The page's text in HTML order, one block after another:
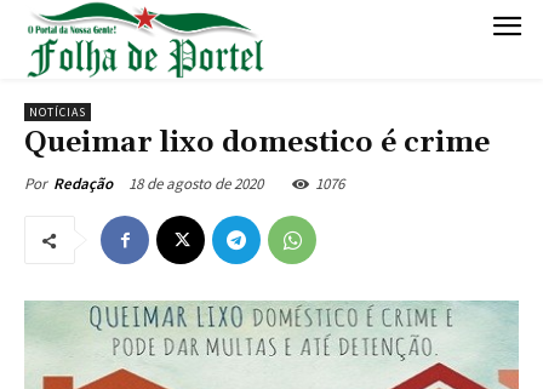
NOTÍCIAS
Queimar lixo domestico é crime
Por Redação 18 de agosto de 2020 1076